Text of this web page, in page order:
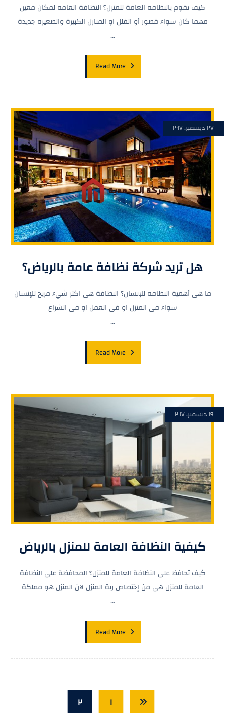
كيف تقوم بالنظافة العامة للمنزل؟ النظافة العامة لمكان معين
مهما كان سواء قصور أو الفلل او المنازل الكبيرة والصغيرة جديدة
...
Read More
هل تريد شركة نظافة عامة بالرياض؟
٢٧ ديسمبر، ٢٠١٧
ما هى أهمية النظافة للإنسان؟ النظافة هى اكثر شيء مريح للإنسان
سواء فى المنزل او فى العمل او فى الشراع
...
Read More
كيفية النظافة العامة للمنزل بالرياض
١٩ ديسمبر، ٢٠١٧
كيف تحافظ على النظافة العامة للمنزل؟ المحافظة على النظافة
العامة للمنزل هى من إختصاص ربة المنزل لان المنزل هو مملكة
...
Read More
١ ٢